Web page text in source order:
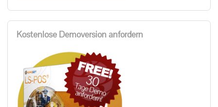
Kostenlose Demoversion anfordern